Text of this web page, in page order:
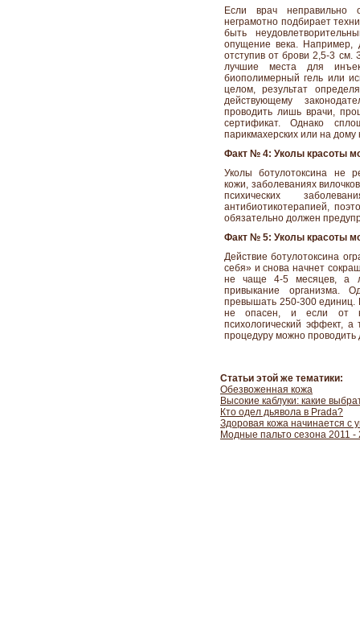
Если врач неправильно
неграмотно подбирает
быть
опущение века. Например,
отступив от брови 2,5-3 см.
лучшие места для
биополимерный гель или
целом, результат
действующему
проводить лишь врачи,
сертификат. Однако
парикмахерских или на дому
Факт № 4: Уколы красоты
Уколы ботулотоксина не
кожи, заболеваниях
психических
антибиотикотерапией,
обязательно должен
Факт № 5: Уколы красоты
Действие ботулотоксина
себя» и снова начнет
не чаще 4-5 месяцев, а
привыкание организма.
превышать 250-300 единиц.
не опасен, и если от
психологический эффект,
процедуру можно проводить
Статьи этой же тематики:
Обезвоженная кожа
Высокие каблуки: какие
Кто одел дьявола в Prada?
Здоровая кожа начинается с
Модные пальто сезона 2011 -